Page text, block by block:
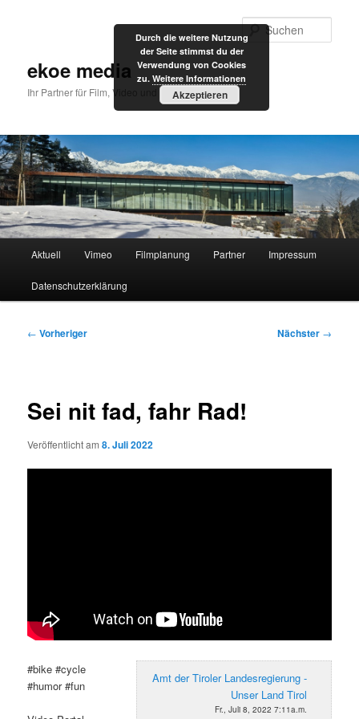
ekoe media
Ihr Partner für Film, Video und Internet
Aktuell Vimeo Filmplanung Partner Impressum
Datenschutzerklärung
Beitragsnavigation
← Vorheriger Nächster →
Sei nit fad, fahr Rad!
Veröffentlicht am8. Juli 2022
Amt der Tiroler Landesregierung -
Unser Land Tirol
Fr., Juli 8, 2022 7:11a.m.
#bike #cycle
#humor #fun
Durch die weitere Nutzung
der Seite stimmst du der
Verwendung von Cookies
zu. Weitere Informationen
Akzeptieren